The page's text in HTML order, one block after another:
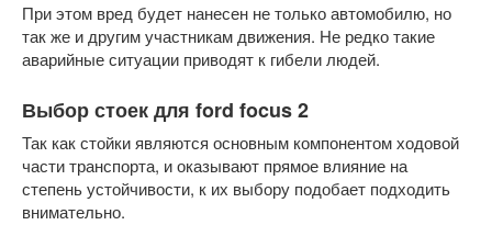
При этом вред будет нанесен не только автомобилю, но
так же и другим участникам движения. Не редко такие
аварийные ситуации приводят к гибели людей.
Выбор стоек для ford focus 2
Так как стойки являются основным компонентом ходовой
части транспорта, и оказывают прямое влияние на
степень устойчивости, к их выбору подобает подходить
внимательно.